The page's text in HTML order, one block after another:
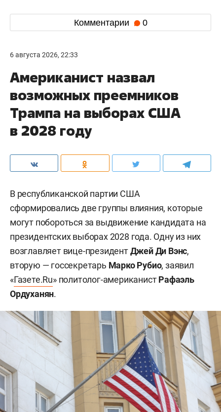
Комментарии 0
6 августа 2026, 22:33
Американист назвал
возможных преемников
Трампа на выборах США
в 2028 году
В республиканской партии США
сформировались две группы влияния, которые
могут побороться за выдвижение кандидата на
президентских выборах 2028 года. Одну из них
возглавляет вице-президентДжей Ди Вэнс,
вторую — госсекретарь Марко Рубио, заявил
«Газете.Ru» политолог-американистРафаэль
Ордуханян.